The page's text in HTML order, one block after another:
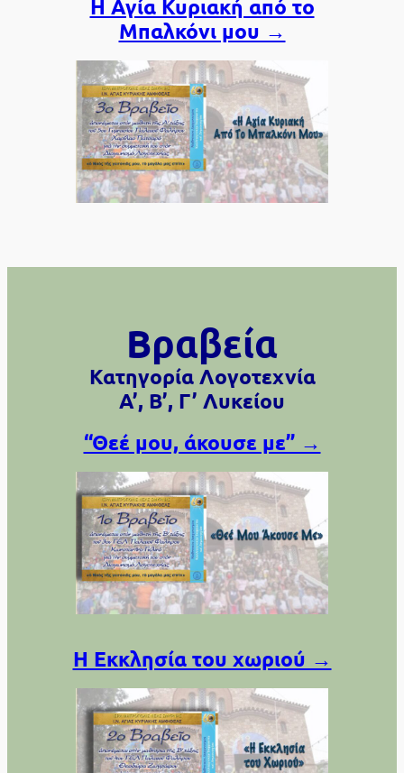
Η Αγία Κυριακή από το
Μπαλκόνι μου →
Βραβεία
Κατηγορία Λογοτεχνία
Α’, Β’, Γ’ Λυκείου
“Θεέ μου, άκουσε με” →
Η Εκκλησία του χωριού →